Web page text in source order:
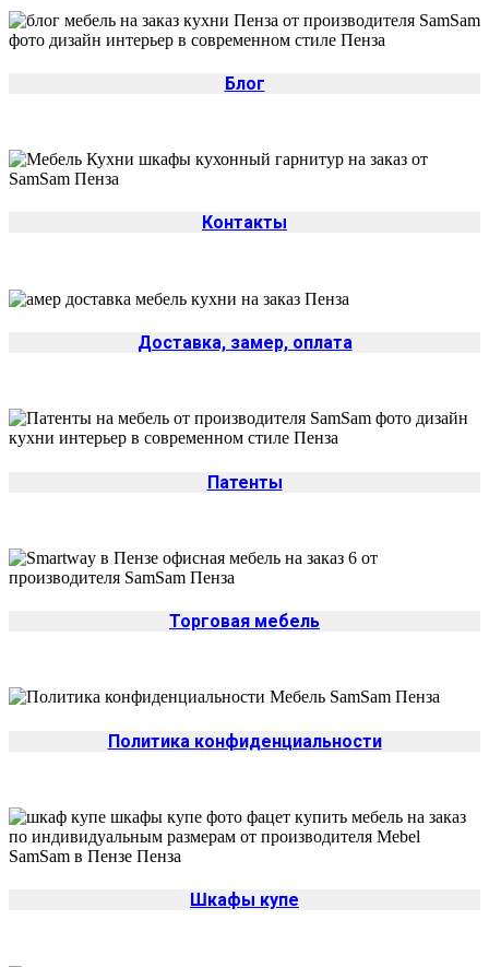
Блог
Контакты
Доставка, замер, оплата
Патенты
Торговая мебель
Политика конфиденциальности
Шкафы купе